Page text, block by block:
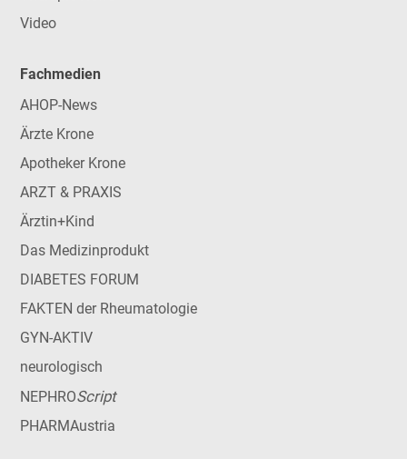
Video
Fachmedien
AHOP-News
Ärzte Krone
Apotheker Krone
ARZT & PRAXIS
Ärztin+Kind
Das Medizinprodukt
DIABETES FORUM
FAKTEN der Rheumatologie
GYN-AKTIV
neurologisch
NEPHROScript
PHARMAustria